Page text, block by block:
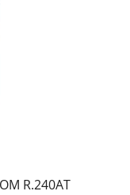
R.240AT